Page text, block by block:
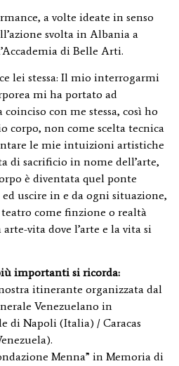
a volte ideate in senso
svolta in Albania a
di Belle Arti.
lei stessa: Il mio interrogarmi
mi ha portato ad
coinciso con me stessa, così ho
corpo, non come scelta tecnica
le mie intuizioni artistiche
di sacrificio in nome dell’arte,
è diventata quel ponte
uscire in e da ogni situazione,
come finzione o realtà
vita dove l’arte e la vita si
importanti si ricorda:
itinerante organizzata dal
Venezuelano in
di Napoli (Italia) / Caracas
Menna” in Memoria di